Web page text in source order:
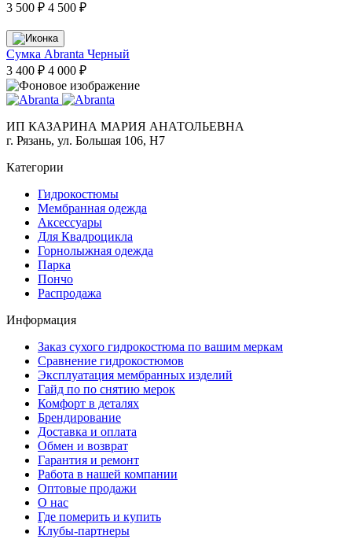
3 500 ₽ 4 500 ₽
Сумка Abranta Черный
3 400 ₽ 4 000 ₽
ИП КАЗАРИНА МАРИЯ АНАТОЛЬЕВНА
г. Рязань, ул. Большая 106, Н7
Категории
Гидрокостюмы
Мембранная одежда
Аксесcуары
Для Квадроцикла
Горнолыжная одежда
Парка
Пончо
Распродажа
Информация
Заказ сухого гидрокостюма по вашим меркам
Сравнение гидрокостюмов
Эксплуатация мембранных изделий
Гайд по по снятию мерок
Комфорт в деталях
Брендирование
Доставка и оплата
Обмен и возврат
Гарантия и ремонт
Работа в нашей компании
Оптовые продажи
О нас
Где померить и купить
Клубы-партнеры